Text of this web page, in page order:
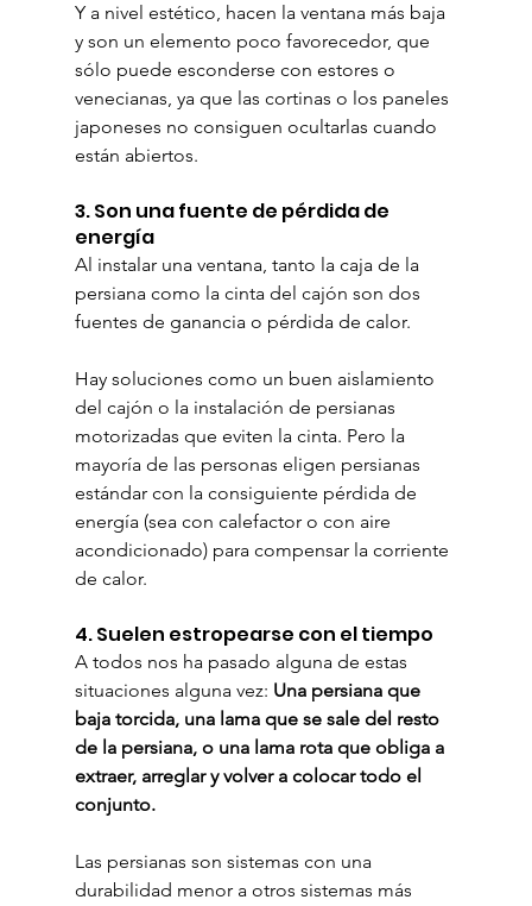
Y a nivel estético, hacen la ventana más baja
y son un elemento poco favorecedor, que
sólo puede esconderse con estores o
venecianas, ya que las cortinas o los paneles
japoneses no consiguen ocultarlas cuando
están abiertos.
3. Son una fuente de pérdida de
energía
Al instalar una ventana, tanto la caja de la
persiana como la cinta del cajón son dos
fuentes de ganancia o pérdida de calor.
Hay soluciones como un buen aislamiento
del cajón o la instalación de persianas
motorizadas que eviten la cinta. Pero la
mayoría de las personas eligen persianas
estándar con la consiguiente pérdida de
energía (sea con calefactor o con aire
acondicionado) para compensar la corriente
de calor.
4. Suelen estropearse con el tiempo
A todos nos ha pasado alguna de estas
situaciones alguna vez: Una persiana que
baja torcida, una lama que se sale del resto
de la persiana, o una lama rota que obliga a
extraer, arreglar y volver a colocar todo el
conjunto.
Las persianas son sistemas con una
durabilidad menor a otros sistemas más